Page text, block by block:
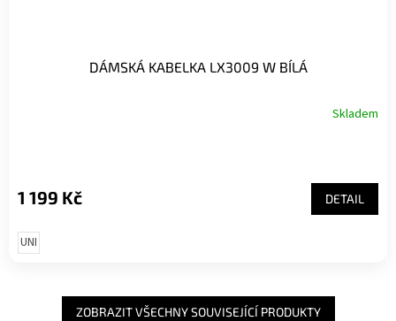
DÁMSKÁ KABELKA LX3009 W BÍLÁ
Skladem
1 199 Kč DETAIL
UNI
ZOBRAZIT VŠECHNY SOUVISEJÍCÍ PRODUKTY